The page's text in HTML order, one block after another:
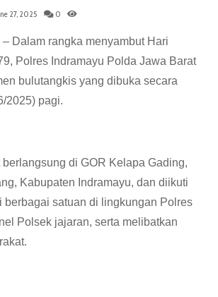
27, 2025 0
Dalam rangka menyambut Hari
Polres Indramayu Polda Jawa Barat
bulutangkis yang dibuka secara
2025) pagi.
berlangsung di GOR Kelapa Gading,
Kabupaten Indramayu, dan diikuti
berbagai satuan di lingkungan Polres
Polsek jajaran, serta melibatkan